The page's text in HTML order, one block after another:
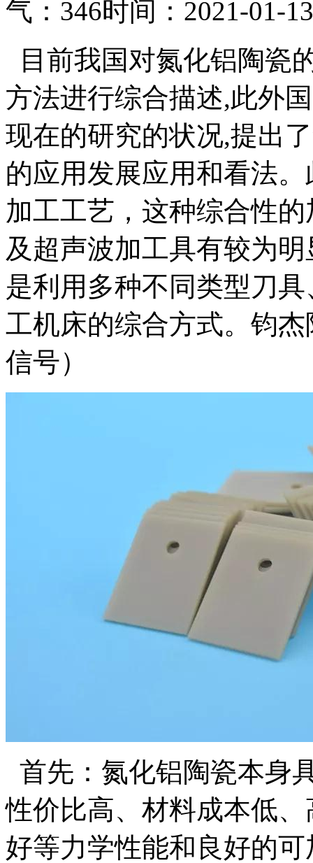
气：346时间：2021-01-13
目前我国对氮化铝陶瓷
方法进行综合描述,此外
现在的研究的状况,提出
的应用发展应用和看法
加工工艺，这种综合性
及超声波加工具有较为
是利用多种不同类型刀
工机床的综合方式。钧杰
信号）
首先：氮化铝陶瓷本身
性价比高、材料成本低
好等力学性能和良好的